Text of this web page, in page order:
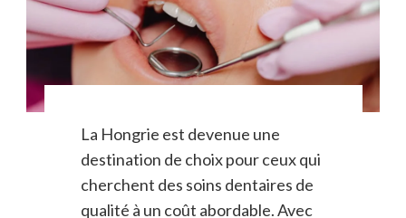
La Hongrie est devenue une
destination de choix pour ceux qui
cherchent des soins dentaires de
qualité à un coût abordable. Avec